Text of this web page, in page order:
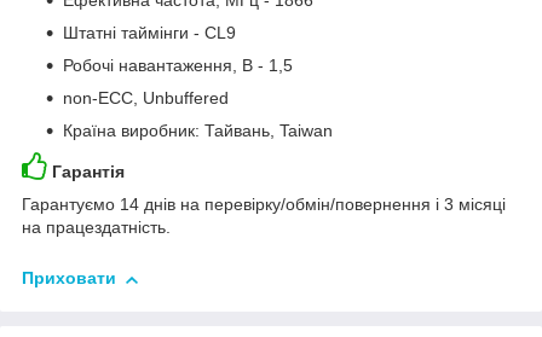
Штатні таймінги - CL9
Робочі навантаження, В - 1,5
non-ECC, Unbuffered
Країна виробник: Тайвань, Taiwan
Гарантія
Гарантуємо 14 днів на перевірку/обмін/повернення і 3 місяці
на працездатність.
Приховати